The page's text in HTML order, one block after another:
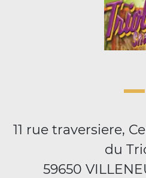
11 rue traversiere,
du
59650